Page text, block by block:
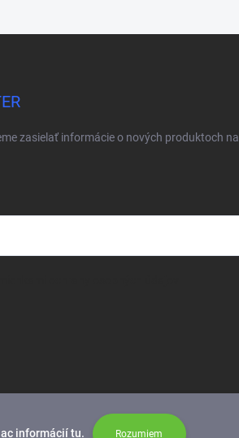
informáciítu. Rozumiem
zasielať informácie o nových produktoch na